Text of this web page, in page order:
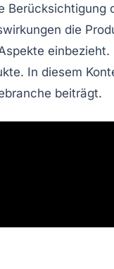
die
In diesem
beiträgt.